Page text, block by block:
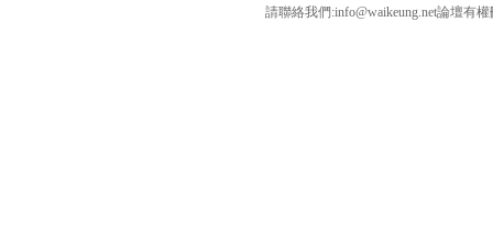
請聯絡我們:info@waikeung.net論壇有